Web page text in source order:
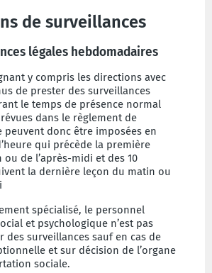
de surveillances
légales hebdomadaires
y compris les directions avec
de prester des surveillances
le temps de présence normal
dans le règlement de
peuvent donc être imposées en
qui précède la première
de l’après-midi et des 10
la dernière leçon du matin ou
spécialisé, le personnel
et psychologique n’est pas
des surveillances sauf en cas de
et sur décision de l’organe
sociale.